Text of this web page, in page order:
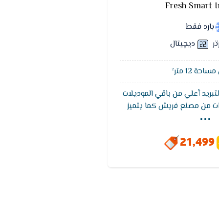
Fresh Smart
بارد فقط
ديچيتال
12 متر²
أعلي من باقي الموديلات
بضمان 5 سنوات من مصنع فريش كما يتميز
لدرجة الحراره المطلوبه
والاساليب المتطوره كما
...
21,499